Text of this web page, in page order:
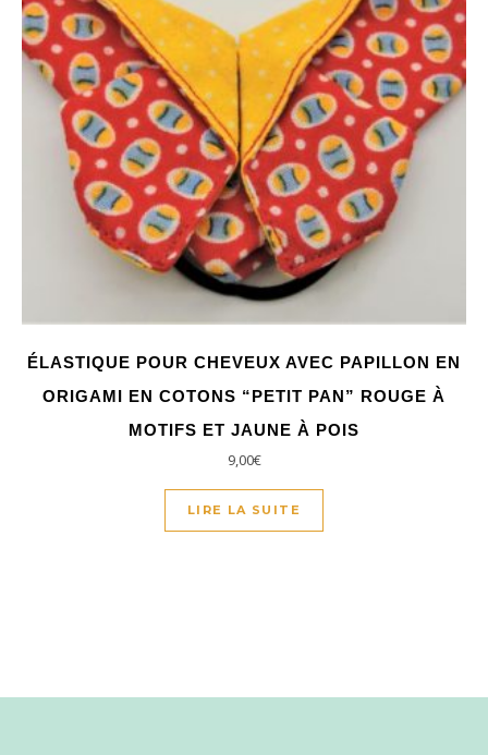
ÉLASTIQUE POUR CHEVEUX AVEC PAPILLON EN
ORIGAMI EN COTONS “PETIT PAN” ROUGE À
MOTIFS ET JAUNE À POIS
9,00€
LIRE LA SUITE